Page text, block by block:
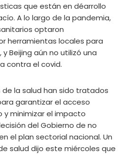
que están en déarrollo
A lo largo de la pandemia,
optaron
herramientas locales para
Beijing aún no utilizó una
contra el covid.
la salud han sido tratados
garantizar el acceso
y minimizar el impacto
del Gobierno de no
el plan sectorial nacional. Un
salud dijo este miércoles que